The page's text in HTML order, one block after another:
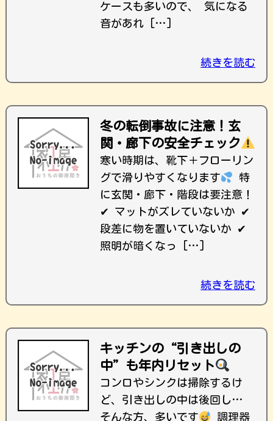
ケースも多いので、 気になる
音があれ […]
続きを読む
冬の転倒事故に注意！玄
関・廊下の安全チェック
寒い時期は、靴下＋フローリン
グで滑りやすくなります
特
に玄関・廊下・階段は要注意！
✔ マットがズレていないか ✔
段差に物を置いていないか ✔
照明が暗くなっ […]
続きを読む
キッチンの“引き出しの
中”も年内リセット
コンロやシンクは掃除するけ
ど、引き出しの中は後回し…
そんな方、多いです
調理器